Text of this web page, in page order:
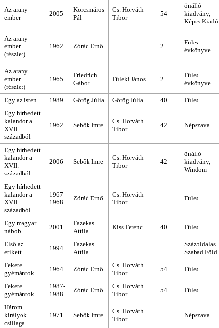
Az arany
ember
2005
Korcsmáros
Pál
Cs. Horváth
Tibor
54
önálló
kiadvány,
Képes Kiadó
Az arany
ember
(részlet)
1962 Zórád Ernő 2
Füles
évkönyve
Az arany
ember
(részlet)
1965
Friedrich
Gábor
Füleki János 2
Füles
évkönyve
Egy az isten 1989 Görög Júlia Görög Júlia 40
Füles
Egy hírhedett
kalandor a
XVII.
századból
1962 Sebők Imre
Cs. Horváth
Tibor
42 Népszava
Egy hírhedett
kalandor a
XVII.
századból
2006 Sebők Imre
Cs. Horváth
Tibor
42
önálló
kiadvány,
Windom
Egy hírhedett
kalandor a
XVII.
századból
1967-
1968
Zórád Ernő
Cs. Horváth
Tibor
Füles
Egy magyar
nábob
2001
Fazekas
Attila
Kiss Ferenc 40 Füles
Első az
etikett
1994
Fazekas
Attila
Százoldalas
Szabad Föld
Fekete
gyémántok
1964 Zórád Ernő
Cs. Horváth
Tibor
54 Füles
Fekete
gyémántok
1987-
1988
Zórád Ernő
Cs. Horváth
Tibor
54 Füles
Három
királyok
csillaga
1971 Sebők Imre
Cs. Horváth
Tibor
Népszava